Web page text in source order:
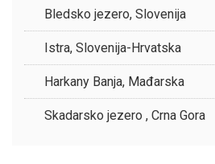
Bledsko jezero, Slovenija
Istra, Slovenija-Hrvatska
Harkany Banja, Mađarska
Skadarsko jezero , Crna Gora